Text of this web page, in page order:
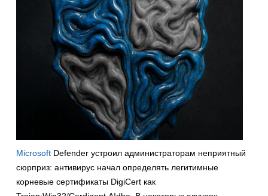
Microsoft Defender устроил администраторам неприятный
сюрприз: антивирус начал определять легитимные
корневые сертификаты DigiCert как